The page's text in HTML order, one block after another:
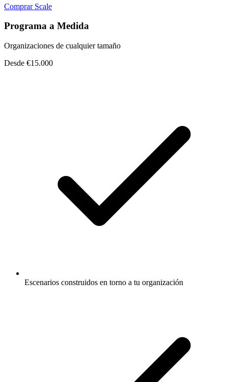
Comprar Scale
Programa a Medida
Organizaciones de cualquier tamaño
Desde €15.000
Escenarios construidos en torno a tu organización